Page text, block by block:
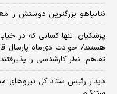
نتانیاهو بزرگترین دوستش را
پزشکیان: تنها کسانی که در
هستند/ حوادث دی‌ماه پارسال
تفاهم، نظر کارشناسی را
دیدار رئیس ستاد کل نیروهای